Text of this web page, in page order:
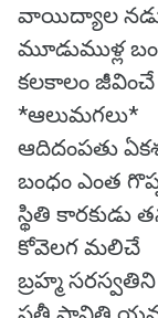
వాయిద్యాల
మూడుముళ్ల
కలకాలం జీవించే
*ఆలుమగలు*
ఆదిదంపతు
బంధం ఎంత
స్థితి
కోవెలగ మలిచే
బ్రహ్మ